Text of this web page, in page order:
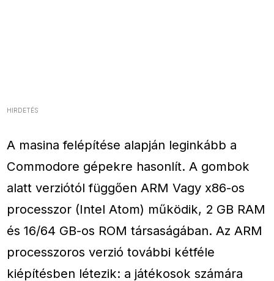
HIRDETÉS
A masina felépítése alapján leginkább a
Commodore gépekre hasonlít. A gombok
alatt verziótól függően ARM Vagy x86-os
processzor (Intel Atom) működik, 2 GB RAM
és 16/64 GB-os ROM társaságában. Az ARM
processzoros verzió további kétféle
kiépítésben létezik: a játékosok számára